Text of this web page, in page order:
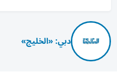
دبي: «الخليج»